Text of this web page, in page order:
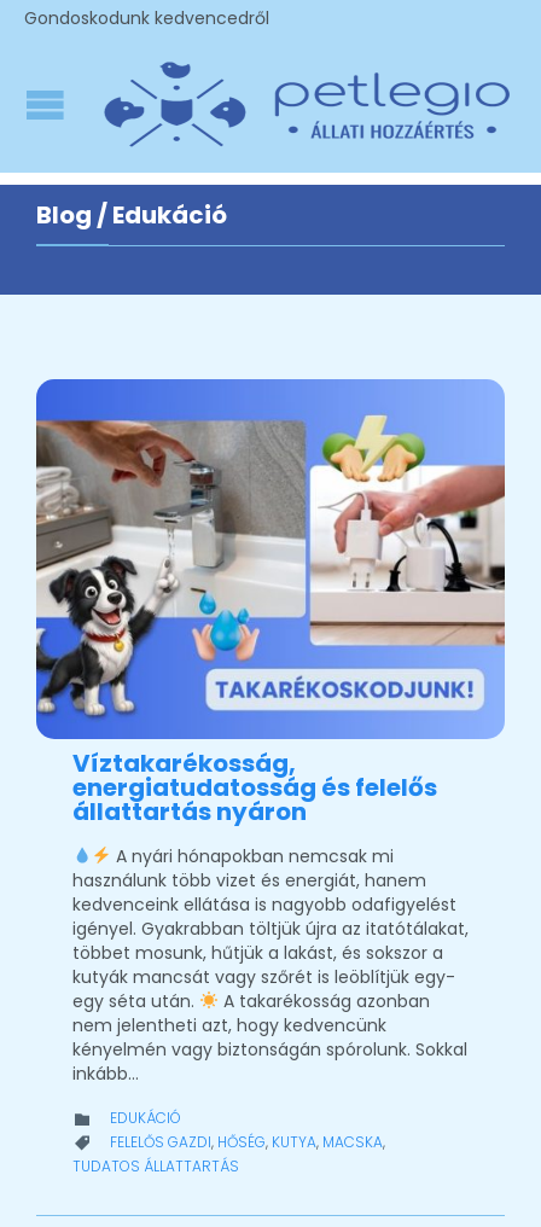
Gondoskodunk kedvencedről
Blog / Edukáció
Víztakarékosság,
energiatudatosság és felelős
állattartás nyáron
A nyári hónapokban nemcsak mi
használunk több vizet és energiát, hanem
kedvenceink ellátása is nagyobb odafigyelést
igényel. Gyakrabban töltjük újra az itatótálakat,
többet mosunk, hűtjük a lakást, és sokszor a
kutyák mancsát vagy szőrét is leöblítjük egy-
egy séta után.
A takarékosság azonban
nem jelentheti azt, hogy kedvencünk
kényelmén vagy biztonságán spórolunk. Sokkal
inkább…
 CATEGORY
EDUKÁCIÓ
 CATEGORY
FELELŐS GAZDI, HŐSÉG, KUTYA, MACSKA,
TUDATOS ÁLLATTARTÁS